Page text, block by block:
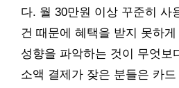
다. 월 30만원 이상 꾸준히 사
건 때문에 혜택을 받지 못하게
성향을 파악하는 것이 무엇보
소액 결제가 잦은 분들은 카드